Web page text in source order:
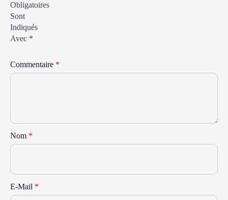
Obligatoires
Sont
Indiqués
Avec *
Commentaire *
Nom *
E-Mail *